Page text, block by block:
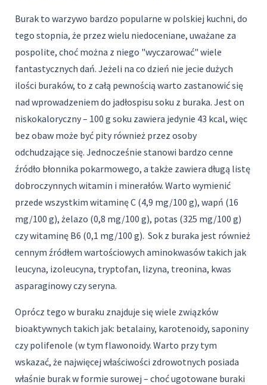
Burak to warzywo bardzo popularne w polskiej kuchni, do
tego stopnia, że przez wielu niedoceniane, uważane za
pospolite, choć można z niego "wyczarować" wiele
fantastycznych dań. Jeżeli na co dzień nie jecie dużych
ilości buraków, to z całą pewnością warto zastanowić się
nad wprowadzeniem do jadłospisu soku z buraka. Jest on
niskokaloryczny – 100 g soku zawiera jedynie 43 kcal, więc
bez obaw może być pity również przez osoby
odchudzające się. Jednocześnie stanowi bardzo cenne
źródło błonnika pokarmowego, a także zawiera długą listę
dobroczynnych witamin i minerałów. Warto wymienić
przede wszystkim witaminę C (4,9 mg/100 g), wapń (16
mg/100 g), żelazo (0,8 mg/100 g), potas (325 mg/100 g)
czy witaminę B6 (0,1 mg/100 g). Sok z buraka jest również
cennym źródłem wartościowych aminokwasów takich jak
leucyna, izoleucyna, tryptofan, lizyna, treonina, kwas
asparaginowy czy seryna.
Oprócz tego w buraku znajduje się wiele związków
bioaktywnych takich jak: betalainy, karotenoidy, saponiny
czy polifenole (w tym flawonoidy. Warto przy tym
wskazać, że najwięcej właściwości zdrowotnych posiada
właśnie burak w formie surowej – choć ugotowane buraki